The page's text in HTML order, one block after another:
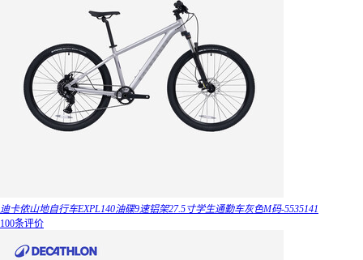
迪卡侬山地自行车EXPL140油碟9速铝架27.5寸学生通勤车灰色M码-5535141
100条评价